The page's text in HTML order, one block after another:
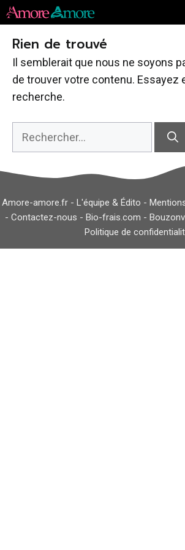
Aller
au
contenu
Rien de trouvé
Il semblerait que nous ne soyons
de trouver votre contenu. Essayez
recherche.
Rechercher :
Amore-amore.fr - L'équipe & Édito -
- Contactez-nous - Bio-frais.com -
Politique de